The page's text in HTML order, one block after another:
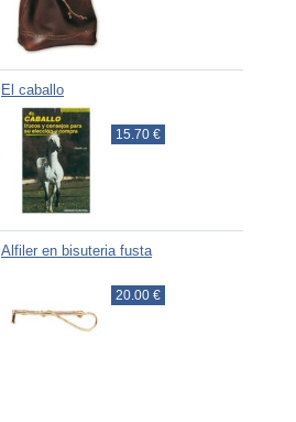
El caballo
15.70 €
Alfiler en bisuteria fusta
20.00 €